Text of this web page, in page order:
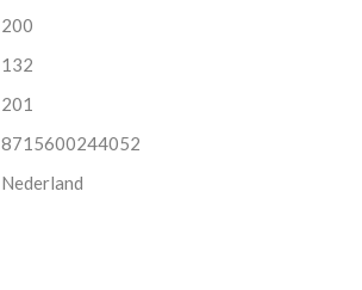
200
132
201
8715600244052
Nederland